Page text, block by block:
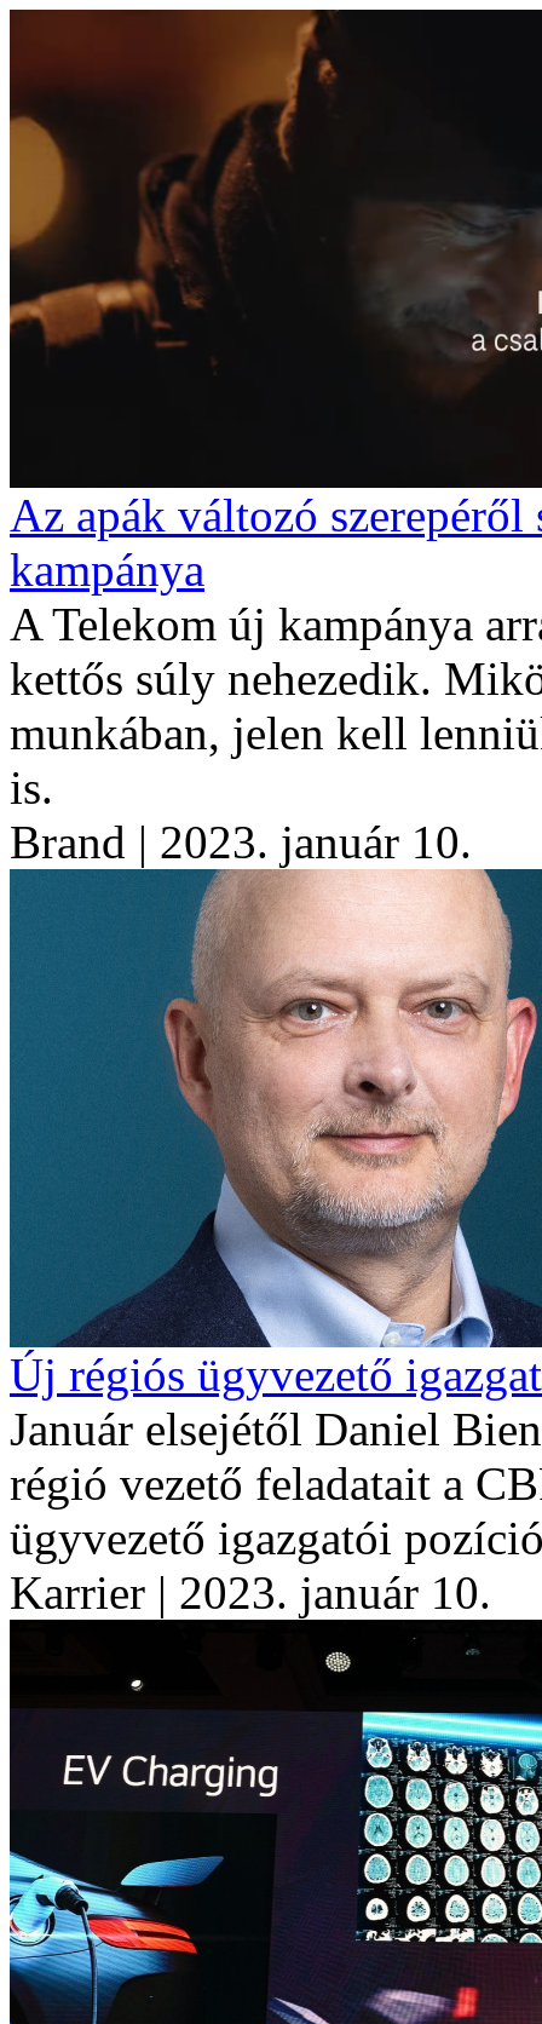
Az apák változó
kampánya
A Telekom új kampánya
kettős súly nehezedik.
munkában, jelen kell
is.
Brand | 2023. január 10.
Új régiós ügyvezető
Január elsejétől Daniel
régió vezető feladatait a
ügyvezető igazgatói
Karrier | 2023. január 10.